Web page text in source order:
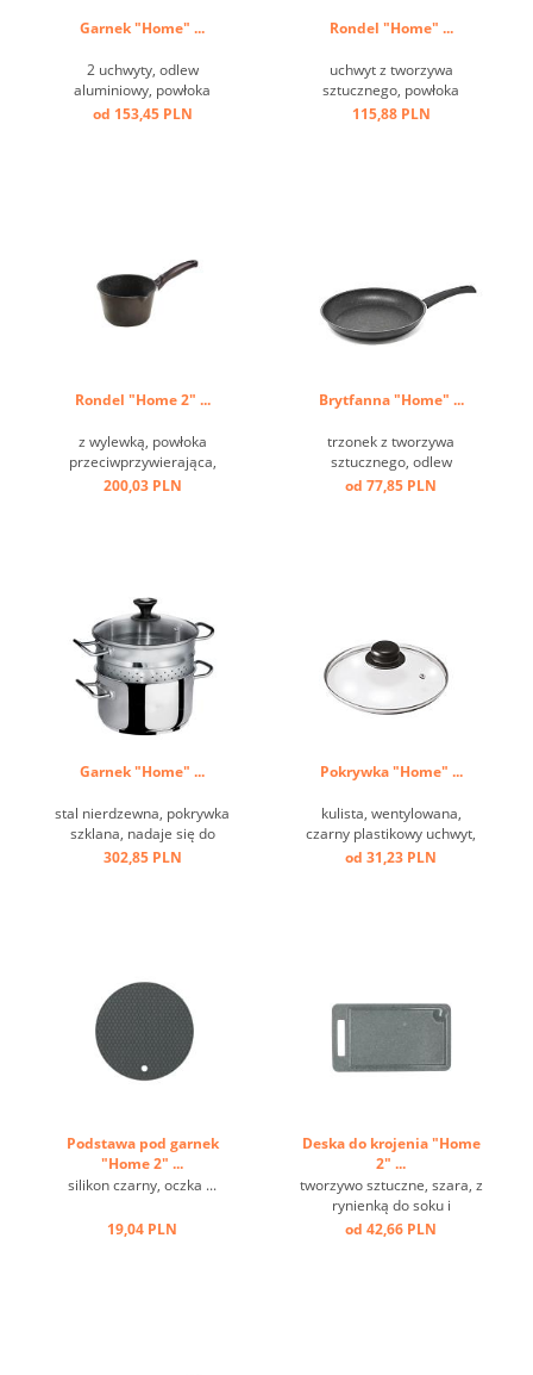
Garnek "Home" ...
2 uchwyty, odlew
aluminiowy, powłoka
przeciw przywierająca, dno
od 153,45 PLN
Rondel "Home" ...
uchwyt z tworzywa
sztucznego, powłoka
przeciw przwierająca ...
115,88 PLN
Rondel "Home 2" ...
z wylewką, powłoka
przeciwprzywierająca,
trzonek z tworzywa
200,03 PLN
Brytfanna "Home" ...
trzonek z tworzywa
sztucznego, odlew
aluminiowy, przeciw
od 77,85 PLN
Garnek "Home" ...
stal nierdzewna, pokrywka
szklana, nadaje się do
indukcji ...
302,85 PLN
Pokrywka "Home" ...
kulista, wentylowana,
czarny plastikowy uchwyt,
szkło, obręcz ze stali
od 31,23 PLN
Podstawa pod garnek
"Home 2" ...
silikon czarny, oczka ...
19,04 PLN
Deska do krojenia "Home
2" ...
tworzywo sztuczne, szara, z
rynienką do soku i
uchwytem ...
od 42,66 PLN